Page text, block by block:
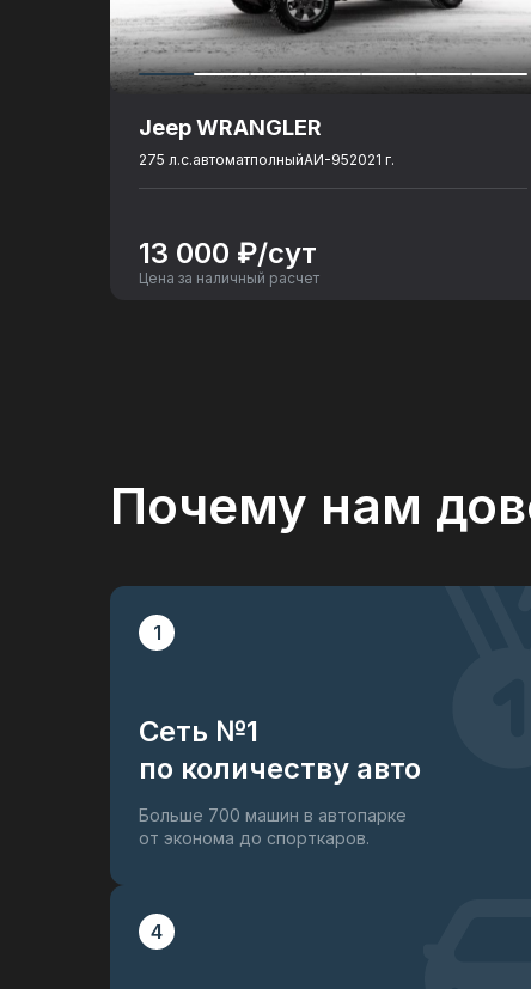
Объем топливного бака: 60
Разгон до 100 км./ч., сек.: 10.1
Количество посадочных мест: 5
Jeep WRANGLER
275 л.с.автоматполныйАИ-952021 г.
13 000 ₽/сут
Цена за наличный расчет
Почему нам
1
Сеть №1
по количеству авто
Больше 700 машин в автопарке
от эконома до спорткаров.
4